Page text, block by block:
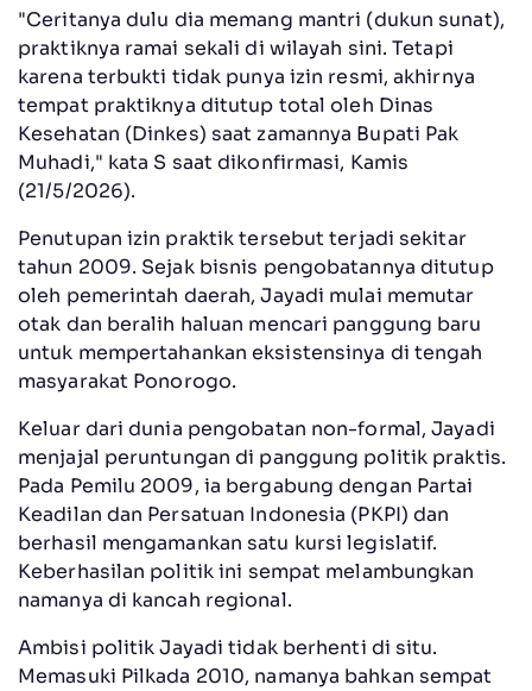
"Ceritanya dulu dia memang mantri (dukun sunat),
praktiknya ramai sekali di wilayah sini. Tetapi
karena terbukti tidak punya izin resmi, akhirnya
tempat praktiknya ditutup total oleh Dinas
Kesehatan (Dinkes) saat zamannya Bupati Pak
Muhadi," kata S saat dikonfirmasi, Kamis
(21/5/2026).
Penutupan izin praktik tersebut terjadi sekitar
tahun 2009. Sejak bisnis pengobatannya ditutup
oleh pemerintah daerah, Jayadi mulai memutar
otak dan beralih haluan mencari panggung baru
untuk mempertahankan eksistensinya di tengah
masyarakat Ponorogo.
Keluar dari dunia pengobatan non-formal, Jayadi
menjajal peruntungan di panggung politik praktis.
Pada Pemilu 2009, ia bergabung dengan Partai
Keadilan dan Persatuan Indonesia (PKPI) dan
berhasil mengamankan satu kursi legislatif.
Keberhasilan politik ini sempat melambungkan
namanya di kancah regional.
Ambisi politik Jayadi tidak berhenti di situ.
Memasuki Pilkada 2010, namanya bahkan sempat